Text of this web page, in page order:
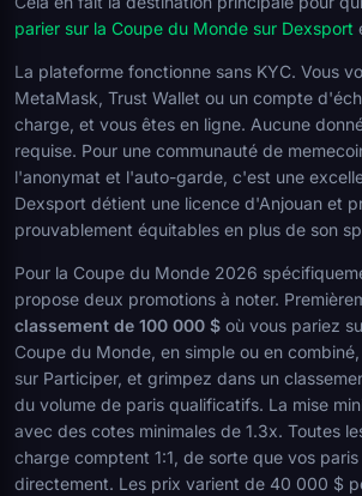
parier sur la Coupe du Monde sur Dexsport
La plateforme fonctionne sans KYC. Vous
MetaMask, Trust Wallet ou un compte
charge, et vous êtes en ligne. Aucune
requise. Pour une communauté de
l'anonymat et l'auto-garde, c'est une
Dexsport détient une licence d'Anjouan et
prouvablement équitables en plus de son
Pour la Coupe du Monde 2026
propose deux promotions à noter.
classement de 100 000 $ où vous pariez
Coupe du Monde, en simple ou en
sur Participer, et grimpez dans un
du volume de paris qualificatifs. La mise
avec des cotes minimales de 1.3x. Toutes
charge comptent 1:1, de sorte que vos
directement. Les prix varient de 40 000 $